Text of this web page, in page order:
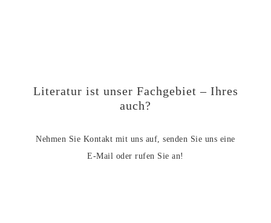
Literatur ist unser Fachgebiet – Ihres
auch?
Nehmen Sie Kontakt mit uns auf, senden Sie uns eine
E-Mail oder rufen Sie an!